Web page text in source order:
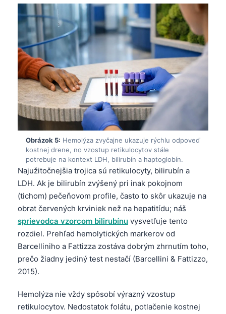
Obrázok 5: Hemolýza zvyčajne ukazuje rýchlu odpoveď
kostnej drene, no vzostup retikulocytov stále
potrebuje na kontext LDH, bilirubín a haptoglobín.
Najužitočnejšia trojica sú retikulocyty, bilirubín a
LDH. Ak je bilirubín zvýšený pri inak pokojnom
(tichom) pečeňovom profile, často to skôr ukazuje na
obrat červených krviniek než na hepatitídu; náš
sprievodca vzorcom bilirubínu vysvetľuje tento
rozdiel. Prehľad hemolytických markerov od
Barcelliniho a Fattizza zostáva dobrým zhrnutím toho,
prečo žiadny jediný test nestačí (Barcellini & Fattizzo,
2015).
Hemolýza nie vždy spôsobí výrazný vzostup
retikulocytov. Nedostatok folátu, potlačenie kostnej